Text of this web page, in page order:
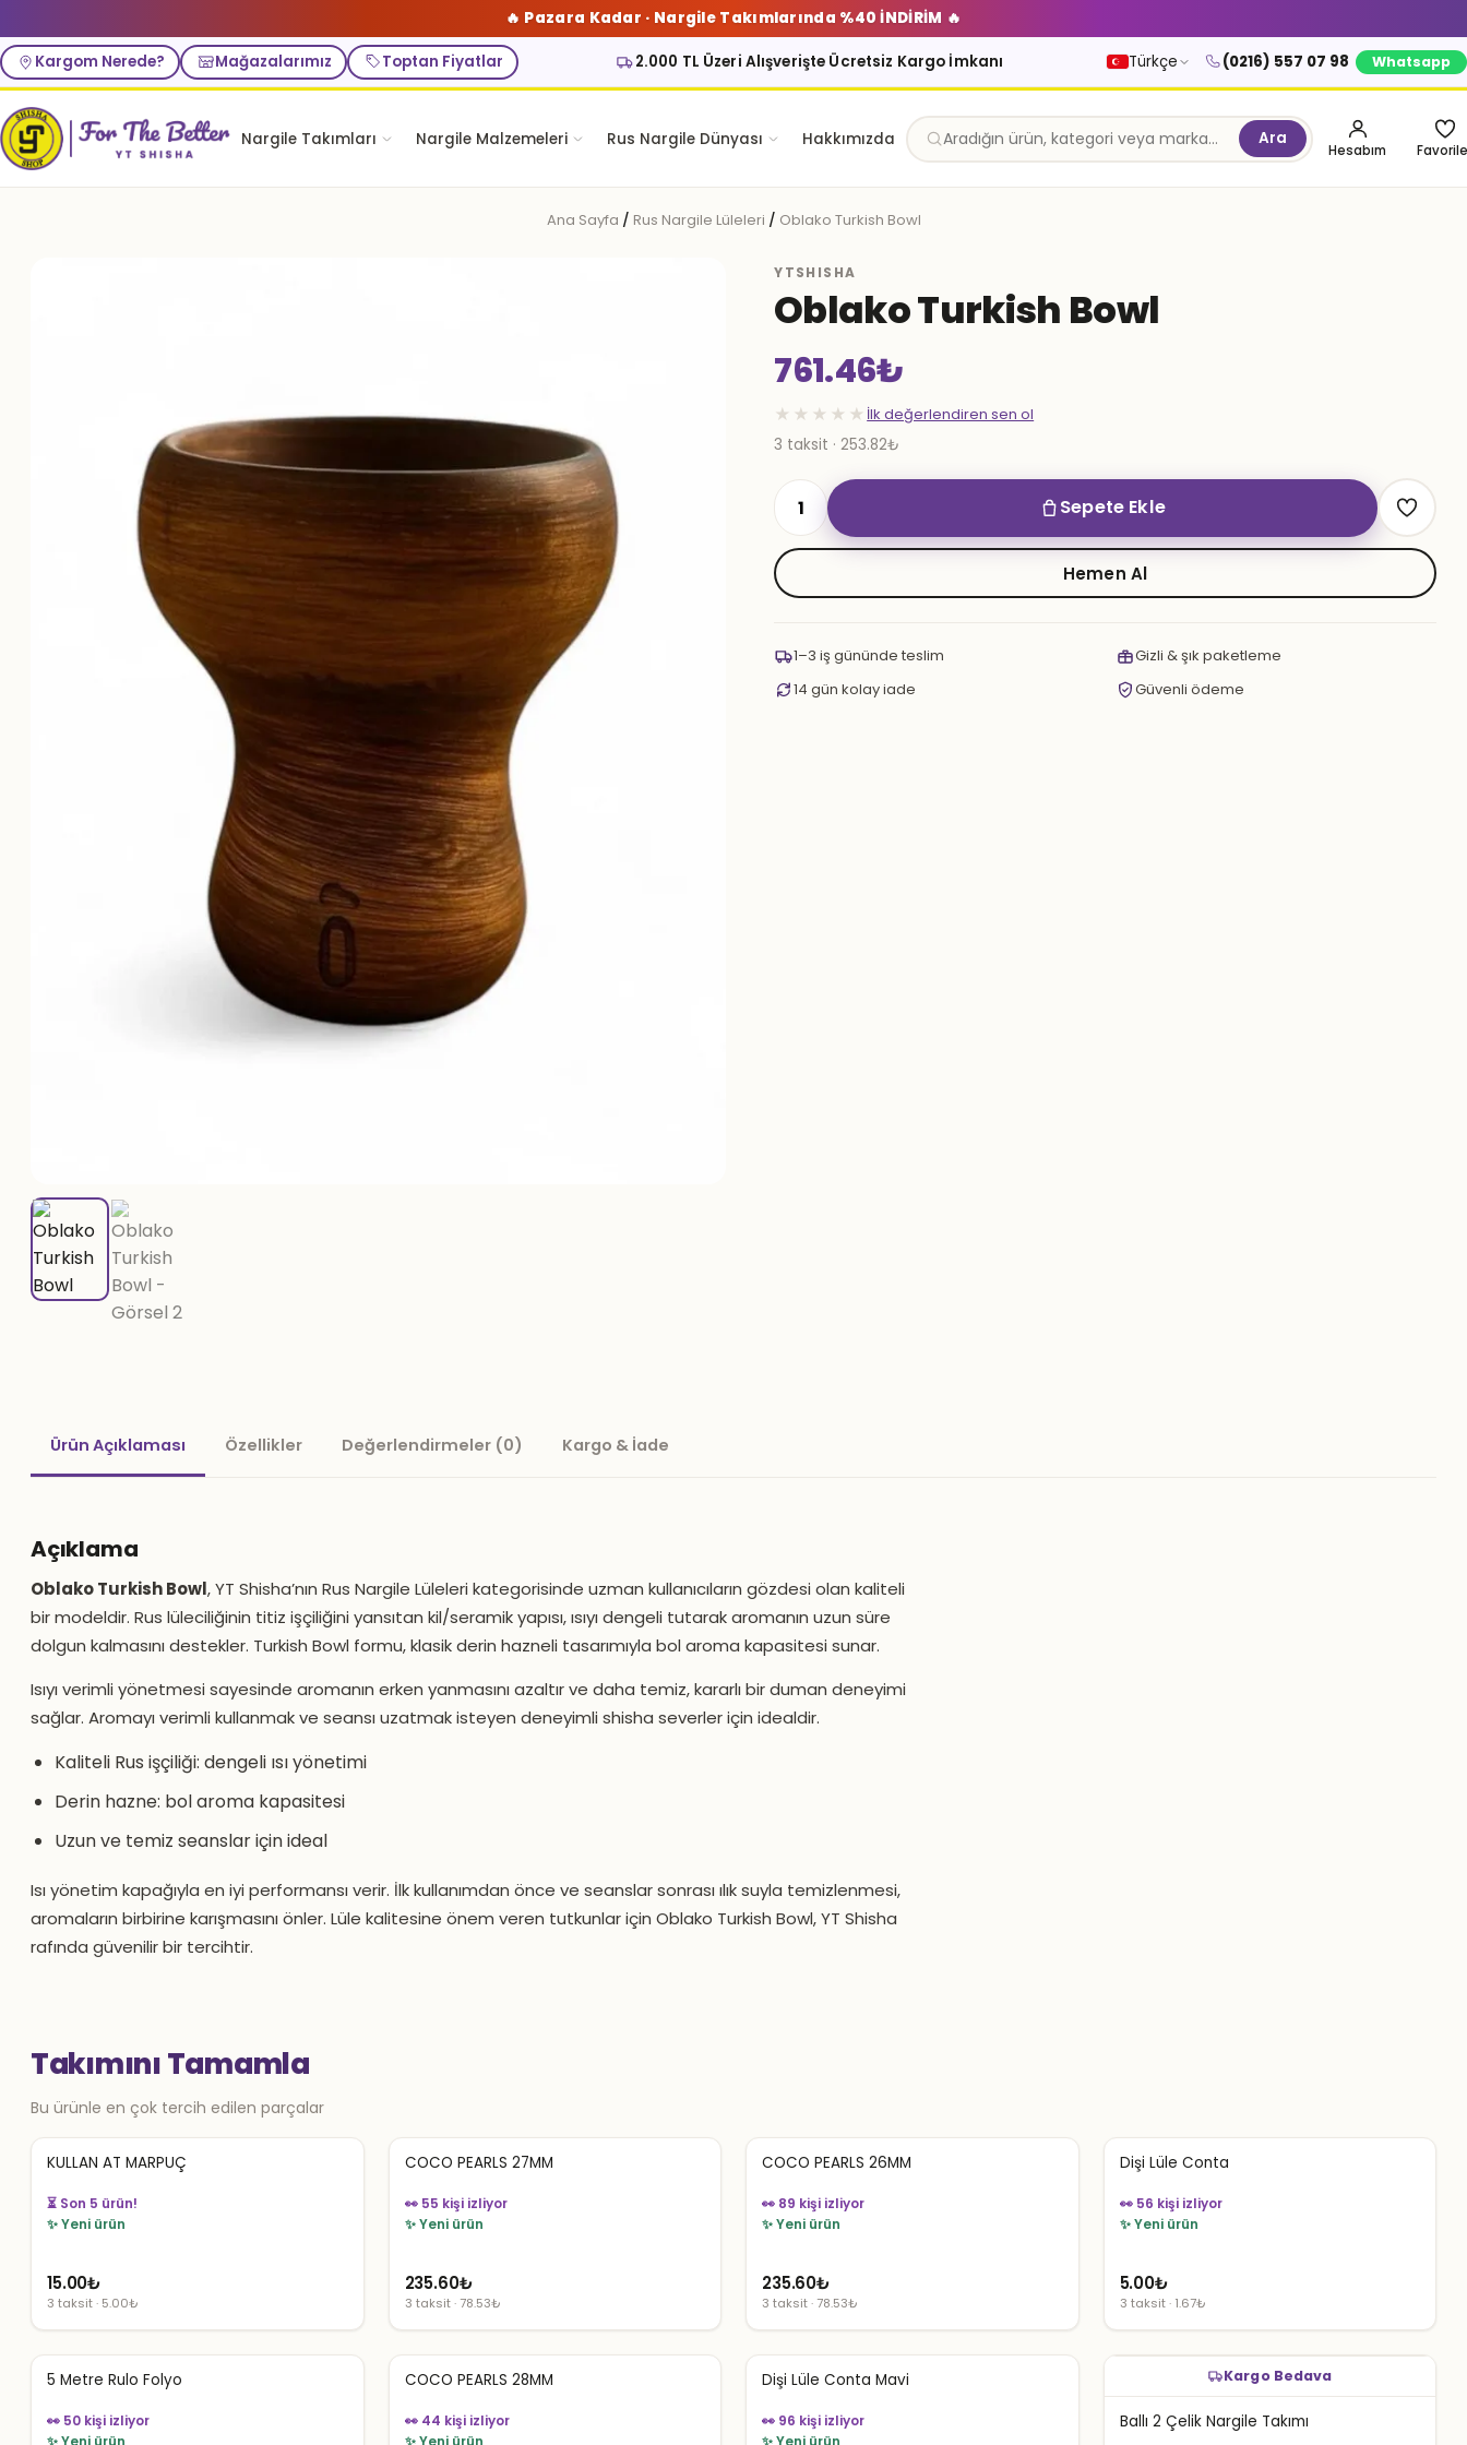
🔥 Pazara Kadar · Nargile Takımlarında %40 İNDİRİM 🔥
Kargom Nerede? Mağazalarımız Toptan Fiyatlar 2.000 TL Üzeri Alışverişte Ücretsiz Kargo İmkanı Türkçe (0216) 557 07 98 Whatsapp
Nargile Takımları Nargile Malzemeleri Rus Nargile Dünyası Hakkımızda Ara
Hesabım
Ana Sayfa / Rus Nargile Lüleleri / Oblako Turkish Bowl
YTSHISHA
Oblako Turkish Bowl
761.46₺
★★★★★ İlk değerlendiren sen ol
3 taksit · 253.82₺
Oblako
Turkish
Bowl
adet
Sepete Ekle
Hemen Al
1–3 iş gününde teslim
Gizli & şık paketleme
14 gün kolay iade
Güvenli ödeme
Ürün Açıklaması Özellikler Değerlendirmeler (0) Kargo & İade
Açıklama
Oblako Turkish Bowl, YT Shisha’nın Rus Nargile Lüleleri kategorisinde uzman kullanıcıların gözdesi olan kaliteli
bir modeldir. Rus lüleciliğinin titiz işçiliğini yansıtan kil/seramik yapısı, ısıyı dengeli tutarak aromanın uzun süre
dolgun kalmasını destekler. Turkish Bowl formu, klasik derin hazneli tasarımıyla bol aroma kapasitesi sunar.
Isıyı verimli yönetmesi sayesinde aromanın erken yanmasını azaltır ve daha temiz, kararlı bir duman deneyimi
sağlar. Aromayı verimli kullanmak ve seansı uzatmak isteyen deneyimli shisha severler için idealdir.
Kaliteli Rus işçiliği: dengeli ısı yönetimi
Derin hazne: bol aroma kapasitesi
Uzun ve temiz seanslar için ideal
Isı yönetim kapağıyla en iyi performansı verir. İlk kullanımdan önce ve seanslar sonrası ılık suyla temizlenmesi,
aromaların birbirine karışmasını önler. Lüle kalitesine önem veren tutkunlar için Oblako Turkish Bowl, YT Shisha
rafında güvenilir bir tercihtir.
Takımını Tamamla
Bu ürünle en çok tercih edilen parçalar
KULLAN AT MARPUÇ
👀 54 kişi izliyor
✨ Yeni ürün
15.00₺
3 taksit · 5.00₺
COCO PEARLS 27MM
👀 55 kişi izliyor
✨ Yeni ürün
235.60₺
3 taksit · 78.53₺
COCO PEARLS 26MM
👀 89 kişi izliyor
✨ Yeni ürün
235.60₺
3 taksit · 78.53₺
Dişi Lüle Conta
👀 56 kişi izliyor
✨ Yeni ürün
5.00₺
3 taksit · 1.67₺
5 Metre Rulo Folyo
👀 50 kişi izliyor
✨ Yeni ürün
COCO PEARLS 28MM
👀 44 kişi izliyor
✨ Yeni ürün
Dişi Lüle Conta Mavi
👀 96 kişi izliyor
✨ Yeni ürün
Kargo Bedava
Ballı 2 Çelik Nargile Takımı